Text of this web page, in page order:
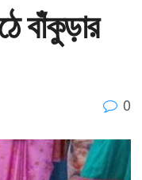
বাঁকুড়ার
0